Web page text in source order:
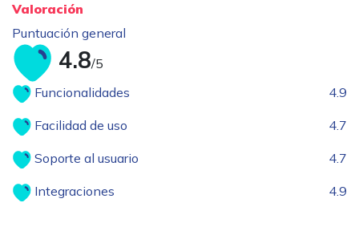
Valoración
Puntuación general
4.8/5
Funcionalidades
4.9
Facilidad de uso 4.7
Soporte al usuario 4.7
Integraciones 4.9